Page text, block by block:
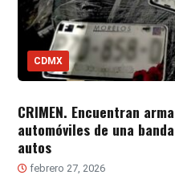
CDMX
CRIMEN. Encuentran
automóviles de una
autos
febrero 27, 2026